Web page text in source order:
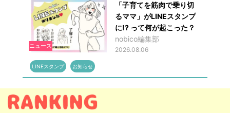
ニュース
「子育てを筋肉で乗り切
るママ」がLINEスタンプ
に!? って何が起こった？
nobico編集部
2026.08.06
LINEスタンプ お知らせ